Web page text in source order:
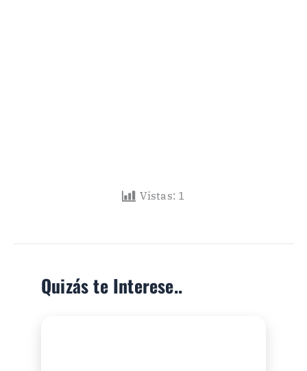
Vistas: 1
Quizás te Interese..